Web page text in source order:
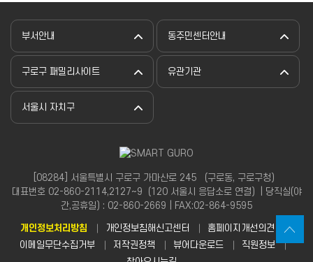
부서안내 동주민센터안내
구로구 패밀리사이트 유관기관
서울시 자치구
[08284] 서울특별시 구로구 가마산로 245 （구로동, 구로구청）
대표번호 02-860-2114,2127~9（120 서울시 응답소로 연결）| 당직실(야
간,공휴일) : 02-860-2669 | FAX:02-864-9595
개인정보처리방침 개인정보침해신고센터
홈페이지개선의견
이메일무단수집거부
저작권정책 뷰어다운로드
직원정보